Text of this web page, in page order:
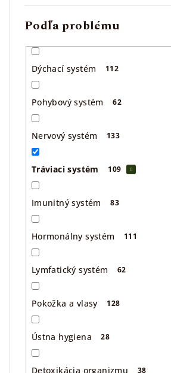
Podľa problému
Dýchací systém 112
Pohybový systém 62
Nervový systém 133
Tráviaci systém 109
Imunitný systém 83
Hormonálny systém 111
Lymfatický systém 62
Pokožka a vlasy 128
Ústna hygiena 28
Detoxikácia organizmu 38